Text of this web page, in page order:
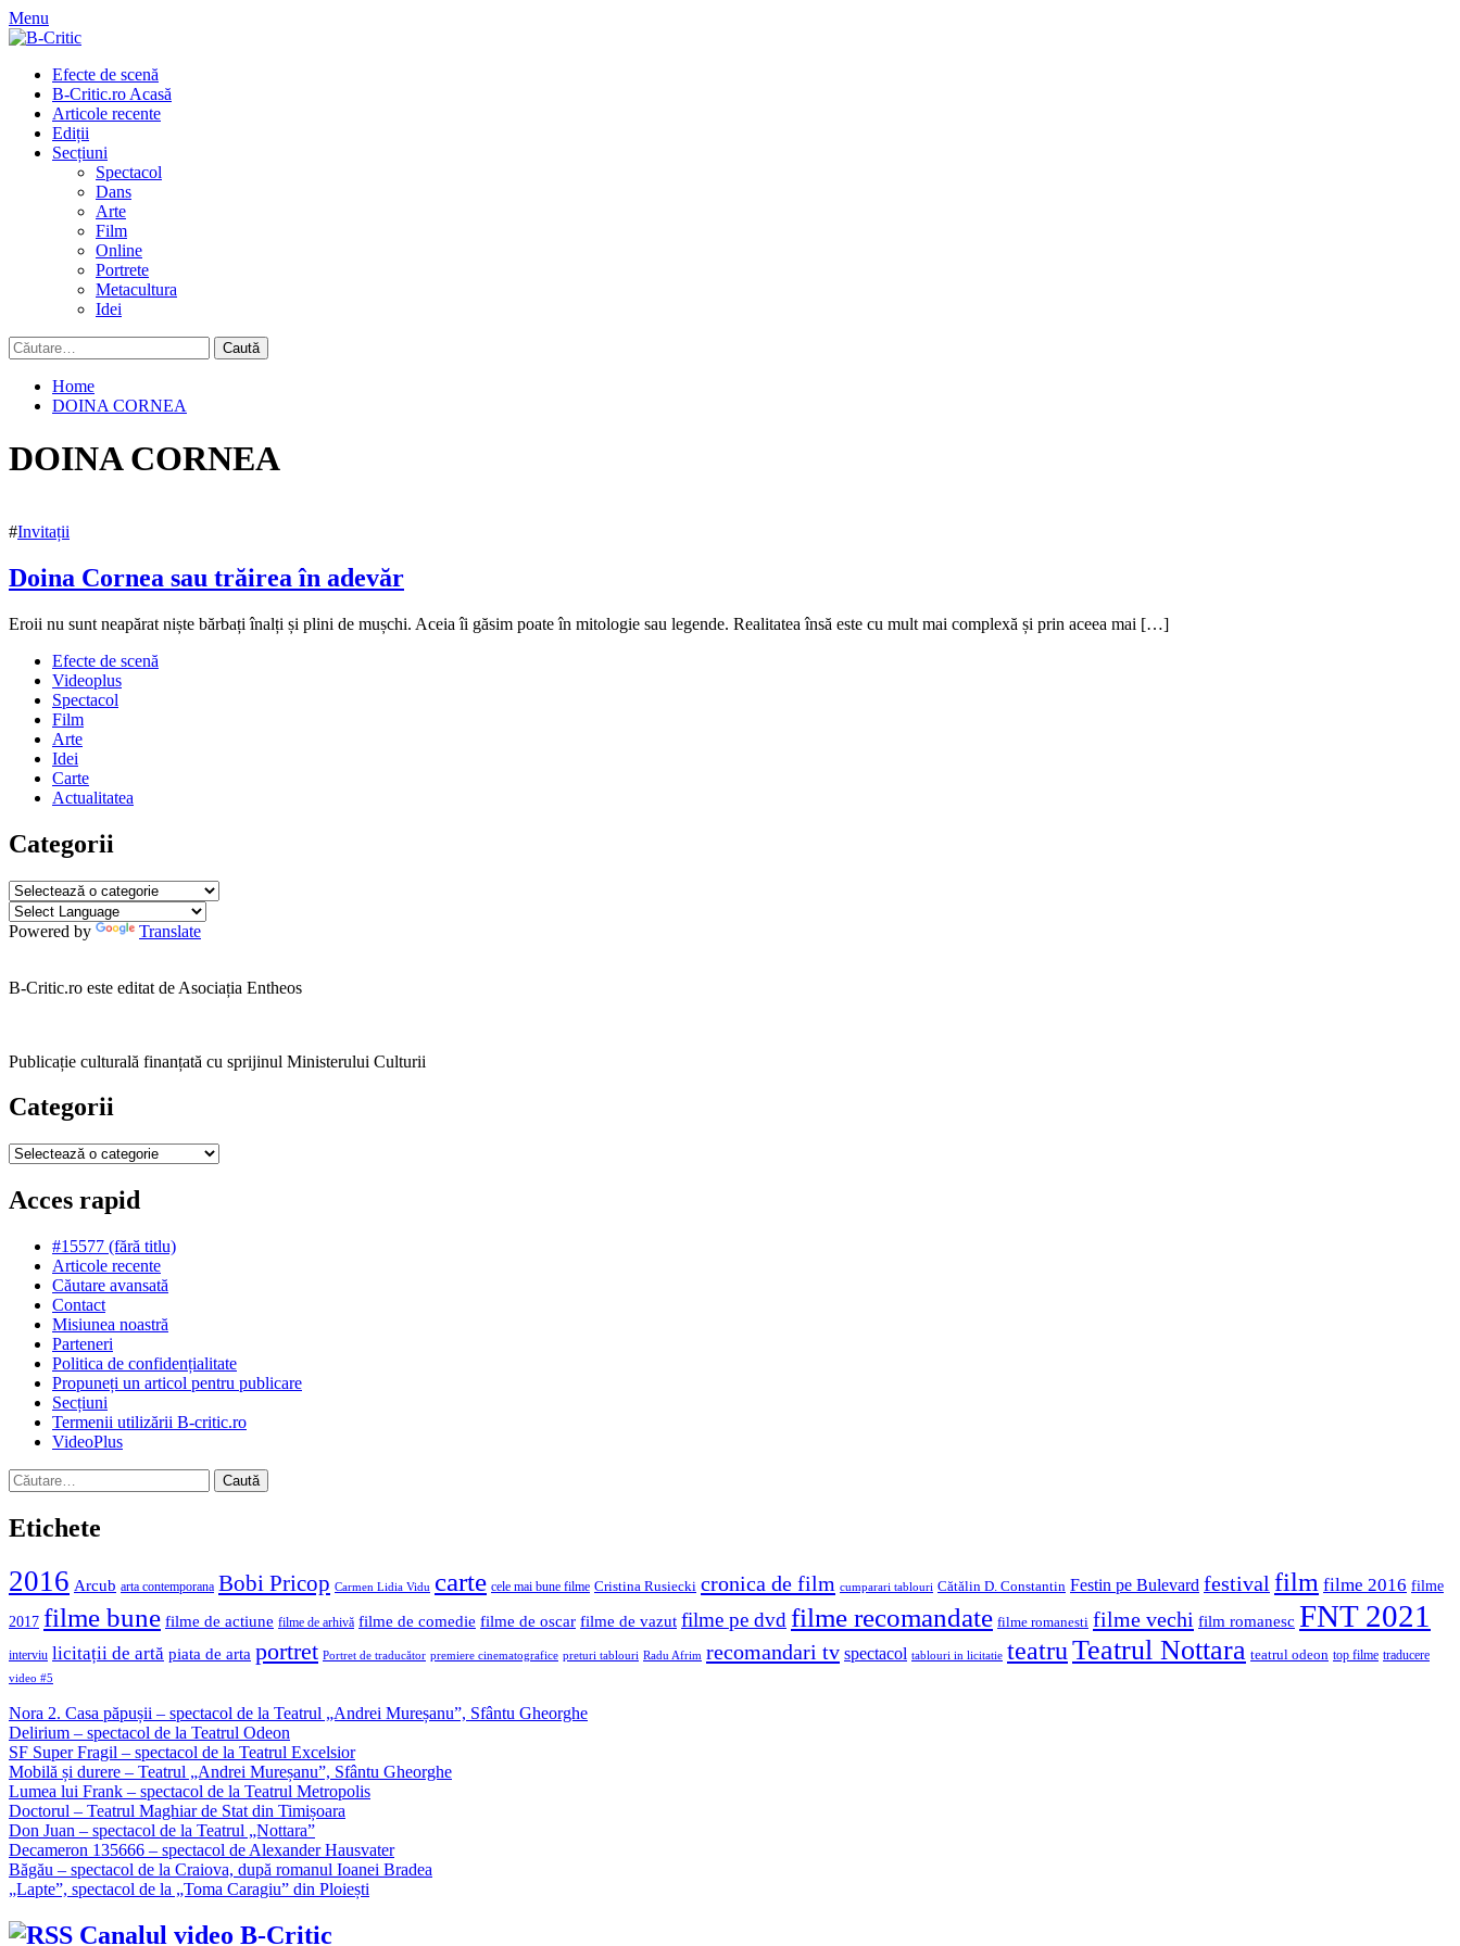
Skip
to
Menu
Primary
Menu
Efecte de scenă
B-Critic.ro Acasă
Articole recente
Ediții
Secțiuni
Spectacol
Dans
Arte
Film
Online
Portrete
Metacultura
Idei
Caută
după:
Home
DOINA CORNEA
DOINA CORNEA
#Invitații
Doina Cornea sau trăirea în adevăr
13
2021
13
noiembrie
2021
Eroii nu sunt neapărat niște bărbați înalți și plini de mușchi. Aceia îi găsim poate în mitologie sau legende. Realitatea însă este cu mult mai complexă și prin aceea mai […]
Efecte de scenă
Videoplus
Spectacol
Film
Arte
Idei
Carte
Actualitatea
Categorii
Categorii
Powered by Translate
B-Critic.ro este editat de Asociația Entheos
Publicație culturală finanțată cu sprijinul Ministerului Culturii
Categorii
Categorii
Acces rapid
#15577 (fără titlu)
Articole recente
Căutare avansată
Contact
Misiunea noastră
Parteneri
Politica de confidențialitate
Propuneți un articol pentru publicare
Secțiuni
Termenii utilizării B-critic.ro
VideoPlus
Caută
după:
Etichete
2016 Arcub arta contemporana Bobi Pricop Carmen Lidia Vidu carte cele mai bune filme Cristina Rusiecki cronica de film cumparari tablouri Cătălin D. Constantin Festin pe Bulevard festival film filme 2016 filme
2017 filme bune filme de actiune filme de arhivă filme de comedie filme de oscar filme de vazut filme pe dvd filme recomandate filme romanesti filme vechi film romanesc FNT 2021
interviu licitații de artă piata de arta portret Portret de traducător premiere cinematografice preturi tablouri Radu Afrim recomandari tv spectacol tablouri in licitatie teatruTeatrul Nottara teatrul odeon top filme traducere
video #5
Nora 2. Casa păpușii – spectacol de la Teatrul „Andrei Mureșanu”, Sfântu Gheorghe
Delirium – spectacol de la Teatrul Odeon
SF Super Fragil – spectacol de la Teatrul Excelsior
Mobilă și durere – Teatrul „Andrei Mureșanu”, Sfântu Gheorghe
Lumea lui Frank – spectacol de la Teatrul Metropolis
Doctorul – Teatrul Maghiar de Stat din Timișoara
Don Juan – spectacol de la Teatrul „Nottara”
Decameron 135666 – spectacol de Alexander Hausvater
Băgău – spectacol de la Craiova, după romanul Ioanei Bradea
„Lapte”, spectacol de la „Toma Caragiu” din Ploiești
Canalul video B-Critic